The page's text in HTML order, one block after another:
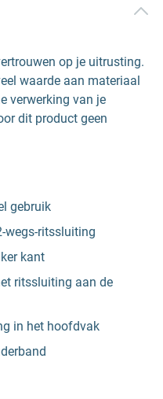
op je uitrusting.
waarde aan materiaal
verwerking van je
dit product geen
gebruik
wegs-ritssluiting
kant
ritssluiting aan de
in het hoofdvak